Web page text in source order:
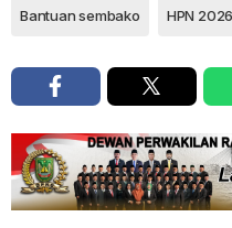
Bantuan sembako HPN 2026